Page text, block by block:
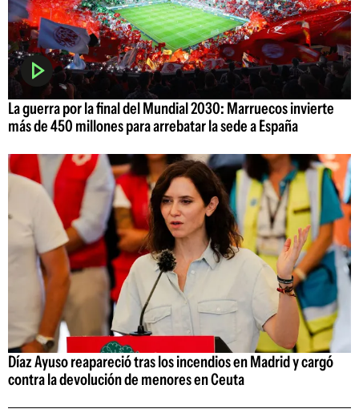
La guerra por la final del Mundial 2030: Marruecos invierte
más de 450 millones para arrebatar la sede a España
Díaz Ayuso reapareció tras los incendios en Madrid y cargó
contra la devolución de menores en Ceuta